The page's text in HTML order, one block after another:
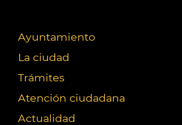
Ayuntamiento
La ciudad
Trámites
Atención ciudadana
Actualidad